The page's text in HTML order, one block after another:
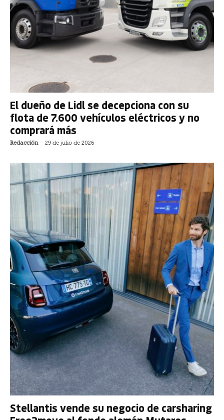
El dueño de Lidl se decepciona con su
flota de 7.600 vehículos eléctricos y no
comprará más
Redacción - 29 de julio de 2026
Stellantis vende su negocio de carsharing